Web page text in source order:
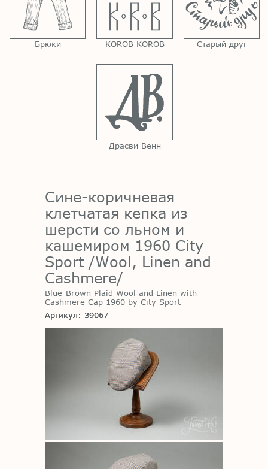
Брюки KOROB KOROB Старый друг
Драсви Венн
Сине-коричневая
клетчатая кепка из
шерсти со льном и
кашемиром 1960 City
Sport /Wool, Linen and
Cashmere/
Blue-Brown Plaid Wool and Linen with
Cashmere Cap 1960 by City Sport
Артикул: 39067